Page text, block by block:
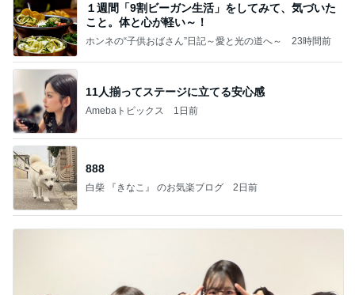
１週間「9割ビーガン生活」をしてみて、気づいた
こと。体と心が軽い～！
ホンネの“子供おばさん”日記～愛と光の道へ～ 23時間前
11人揃ってステージに立てる安心感
Amebaトピックス 1日前
888
白柴 『きなこ』 のお気楽ブログ 2日前